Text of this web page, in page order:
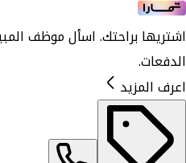
اشتريها براحتك. اسأل موظف
الدفعات.
اعرف المزيد